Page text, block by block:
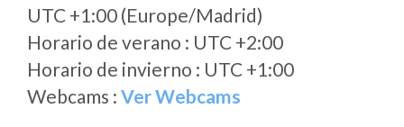
UTC +1:00 (Europe/Madrid)
Horario de verano : UTC +2:00
Horario de invierno : UTC +1:00
Webcams : Ver Webcams